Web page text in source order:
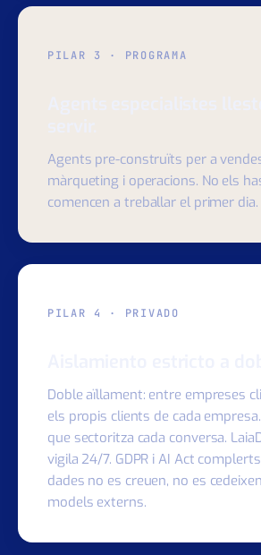
Agents especialistes
servir.
Agents pre-construïts per a
Aislamiento estricto a
Doble aïllament: entre empreses
els propis clients de cada empresa.
que sectoritza cada conversa.
vigila 24/7. GDPR i AI Act